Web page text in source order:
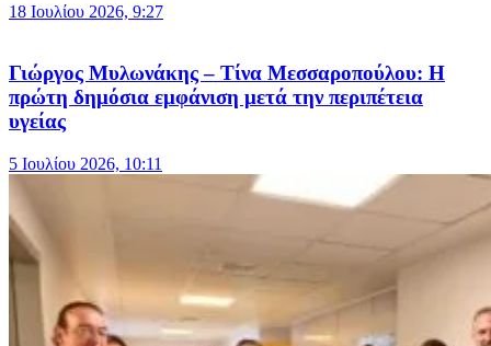
18 Ιουλίου 2026, 9:27
Γιώργος Μυλωνάκης – Τίνα Μεσσαροπούλου: Η
πρώτη δημόσια εμφάνιση μετά την περιπέτεια
υγείας
5 Ιουλίου 2026, 10:11